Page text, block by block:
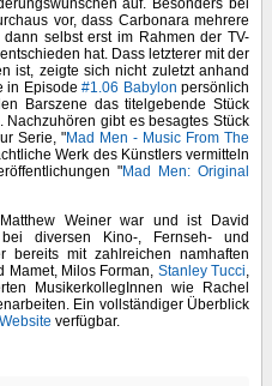
auf. Besonders bei
vor, dass Carbonara mehrere
selbst erst im Rahmen der TV-
hat. Dass letzterer mit der
ist, zeigte sich nicht zuletzt anhand
in Episode #1.06 Babylon persönlich
Barszene das titelgebende Stück
Nachzuhören gibt es besagtes Stück
Serie, "Mad Men - Music From The
Werk des Künstlers vermitteln
"Mad Men: Original
Weiner war und ist David
diversen Kino-, Fernseh- und
bereits mit zahlreichen namhaften
Mamet, Milos Forman, Stanley Tucci,
MusikerkollegInnen wie Rachel
Ein vollständiger Überblick
verfügbar.